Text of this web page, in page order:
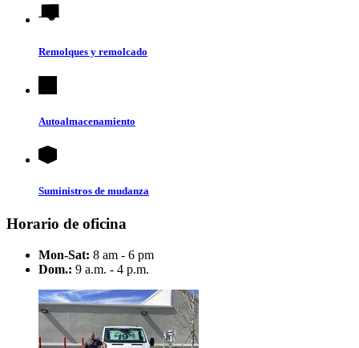
Remolques y remolcado
Autoalmacenamiento
Suministros de mudanza
Horario de oficina
Mon-Sat: 8 am - 6 pm
Dom.: 9 a.m. - 4 p.m.